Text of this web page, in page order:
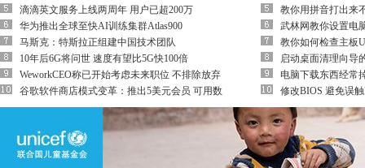
滴滴英文服务上线两周年 用户已超200万
华为推出全球至快AI训练集群Atlas900
马斯克：特斯拉正组建中国技术团队
10年后6G将问世 速度有望比5G快100倍
WeworkCEO称已开始考虑未来职位 不排除放弃
谷歌软件商店模式变革：推出5美元会员 可用数
教你用拼音打出来
武林网教你设置电
教你如何检查主板
启动桌面清理向导
电脑下载东西经常
修改BIOS 避免误